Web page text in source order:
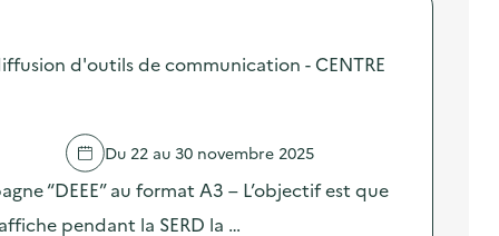
d'outils de communication - CENTRE
Du 22 au 30 novembre 2025
“DEEE” au format A3 – L’objectif est que
pendant la SERD la …